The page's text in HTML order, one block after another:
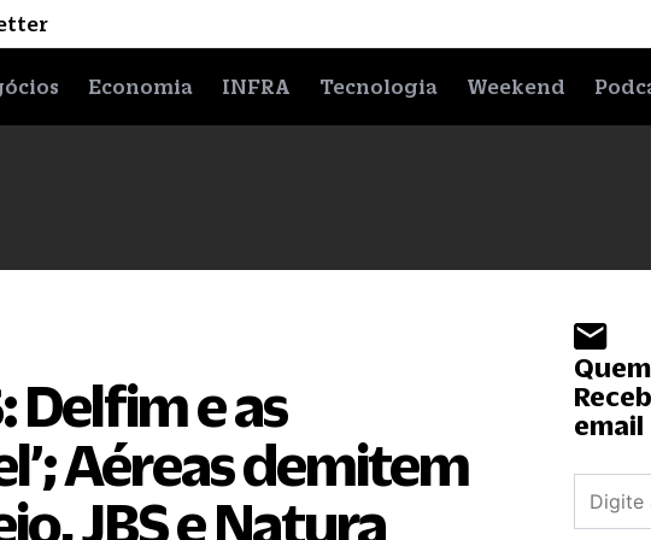
Economia INFRA Tecnologia Weekend
Delfim e as
Aéreas demitem
JBS e Natura
email